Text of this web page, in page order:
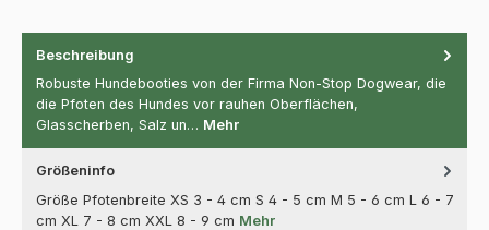
Beschreibung
Robuste Hundebooties von der Firma Non-Stop Dogwear, die
die Pfoten des Hundes vor rauhen Oberflächen,
Glasscherben, Salz un… Mehr
Größeninfo
Größe Pfotenbreite XS 3 - 4 cm S 4 - 5 cm M 5 - 6 cm L 6 - 7
cm XL 7 - 8 cm XXL 8 - 9 cm Mehr